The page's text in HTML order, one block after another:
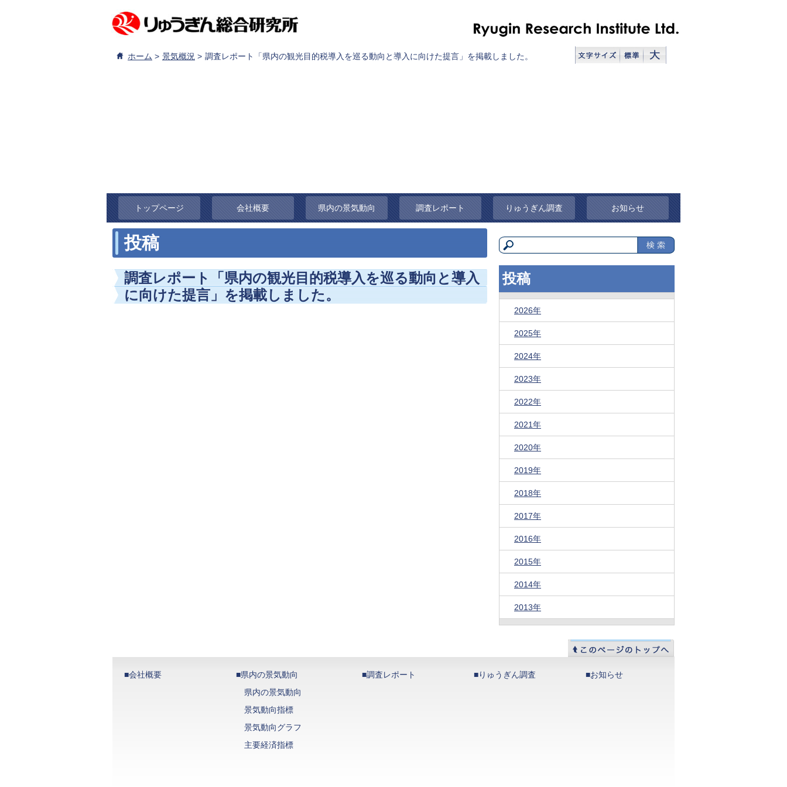
ホーム 景気概況 調査レポート「県内の観光目的税導入を巡る動向と導入に向けた提言」を掲載しました。
トップページ 会社概要 県内の景気動向 調査レポート りゅうぎん調査 お知らせ
投稿
調査レポート「県内の観光目的税導入を巡る動向と導入
に向けた提言」を掲載しました。
投稿
2026年
2025年
2024年
2023年
2022年
2021年
2020年
2019年
2018年
2017年
2016年
2015年
2014年
2013年
■会社概要
■県内の景気動向
県内の景気動向
景気動向指標
景気動向グラフ
主要経済指標
■調査レポート ■りゅうぎん調査 ■お知らせ